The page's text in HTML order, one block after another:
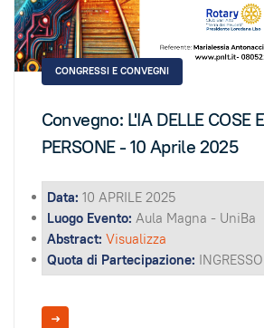
CONGRESSI E CONVEGNI
Convegno: L'IA DELLE COSE
PERSONE - 10 Aprile 2025
Data: 10 APRILE 2025
Luogo Evento: Aula Magna - UniBa
Abstract: Visualizza
Quota di Partecipazione: